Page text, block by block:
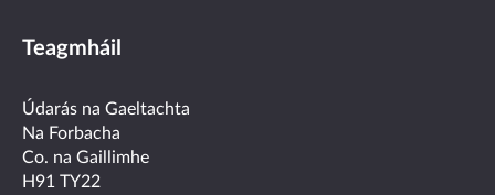
on
facebook
on
twitterlinkedin
Teagmháil
Údarás na Gaeltachta
Na Forbacha
Co. na Gaillimhe
H91 TY22